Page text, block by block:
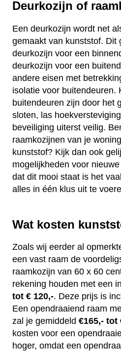
Deurkozijn of
Een deurkozijn wordt net
gemaakt van kunststof. Dit
deurkozijn voor een
deurkozijn voor een
andere eisen met
isolatie voor buitendeuren.
buitendeuren zijn door het
sloten, las
beveiliging uiterst veilig.
raamkozijnen van je
kunststof? Kijk dan ook
mogelijkheden voor
dat dit mooi staat is het
alles in één klus uit te
Wat kosten
Zoals wij eerder al
een vast raam de
raamkozijn van 60 x 60
rekening houden met een
tot € 120,-. Deze prijs is
Een opendraaiend raam
zal je gemiddeld €165,- tot
kosten voor een
hoger, omdat een